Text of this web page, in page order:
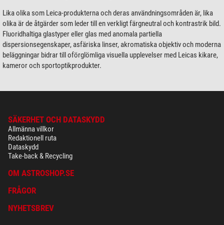
Lika olika som Leica-produkterna och deras användningsområden är, lika
olika är de åtgärder som leder till en verkligt färgneutral och kontrastrik bild.
Fluoridhaltiga glastyper eller glas med anomala partiella
dispersionsegenskaper, asfäriska linser, akromatiska objektiv och moderna
beläggningar bidrar till oförglömliga visuella upplevelser med Leicas kikare,
kameror och sportoptikprodukter.
SÄKERHET OCH DATASKYDD
Allmänna villkor
Redaktionell ruta
Dataskydd
Take-back & Recycling
OM ASTROSHOP.SE
FRÅGOR
NYHETSBREV